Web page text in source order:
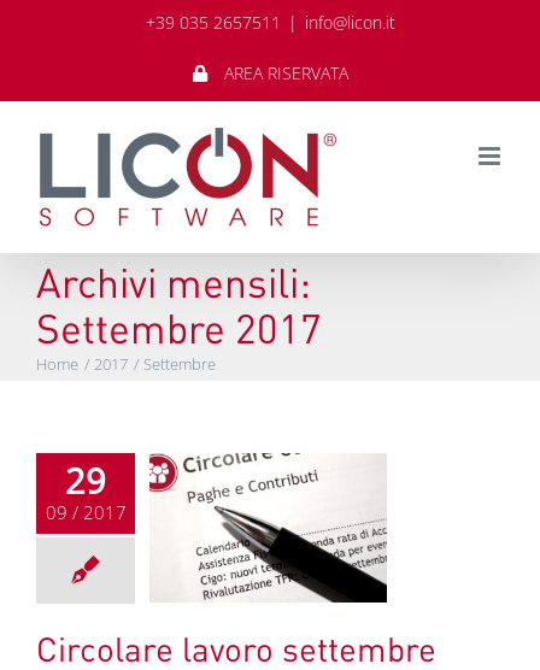
+39 035 2657511 | info@licon.it
AREA RISERVATA
Archivi mensili:
Settembre 2017
Home 2017 Settembre
29
09 / 2017
lavoro
2017
lavoro
Circolare lavoro settembre